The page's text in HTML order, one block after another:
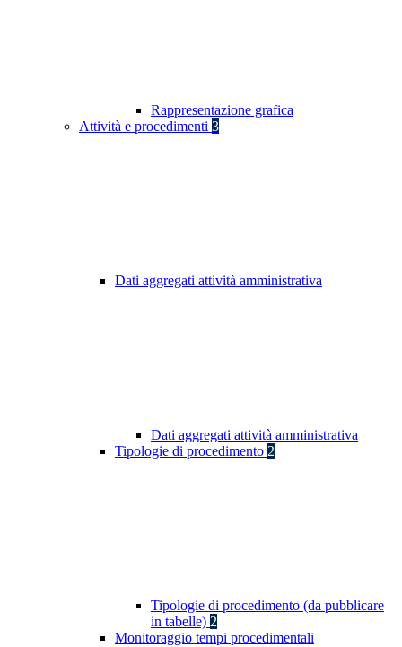
Rappresentazione grafica
Attività e procedimenti 3
Dati aggregati attività amministrativa
Dati aggregati attività amministrativa
Tipologie di procedimento 2
Tipologie di procedimento (da pubblicare
in tabelle) 2
Monitoraggio tempi procedimentali